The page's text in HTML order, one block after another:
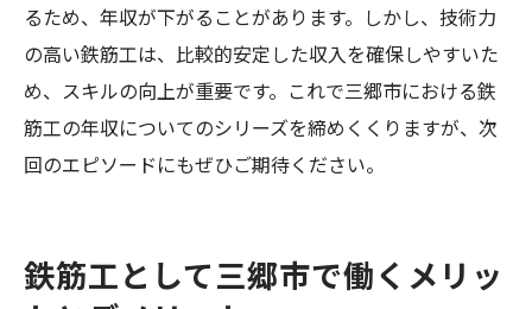
るため、年収が下がることがあります。しかし、技術力
の高い鉄筋工は、比較的安定した収入を確保しやすいた
め、スキルの向上が重要です。これで三郷市における鉄
筋工の年収についてのシリーズを締めくくりますが、次
回のエピソードにもぜひご期待ください。
鉄筋工として三郷市で働くメリッ